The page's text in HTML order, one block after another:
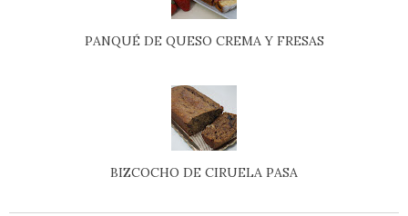
PANQUÉ DE QUESO CREMA Y FRESAS
BIZCOCHO DE CIRUELA PASA